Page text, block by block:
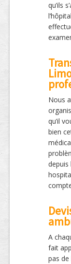
qu’ils
Nous
qu’il
bien
depuis
A
fait
pas